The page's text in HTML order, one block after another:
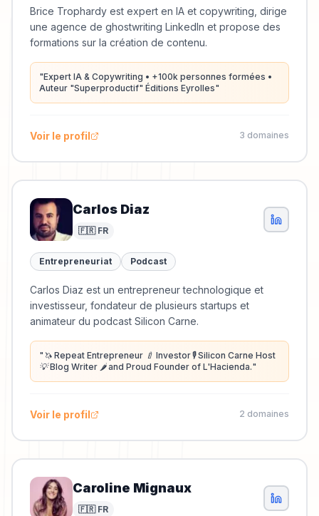
Brice Trophardy est expert en IA et copywriting, dirige
une agence de ghostwriting LinkedIn et propose des
formations sur la création de contenu.
"Expert IA & Copywriting • +100k personnes formées •
Auteur "Superproductif" Éditions Eyrolles"
Voir le profil 3 domaines
Carlos Diaz
🇫🇷 FR
Entrepreneuriat Podcast
Carlos Diaz est un entrepreneur technologique et
investisseur, fondateur de plusieurs startups et
animateur du podcast Silicon Carne.
" 🦄 Repeat Entrepreneur 🍼 Investor🎙 Silicon Carne Host
💡 Blog Writer 🌶️ and Proud Founder of L'Hacienda."
Voir le profil 2 domaines
Caroline Mignaux
🇫🇷 FR